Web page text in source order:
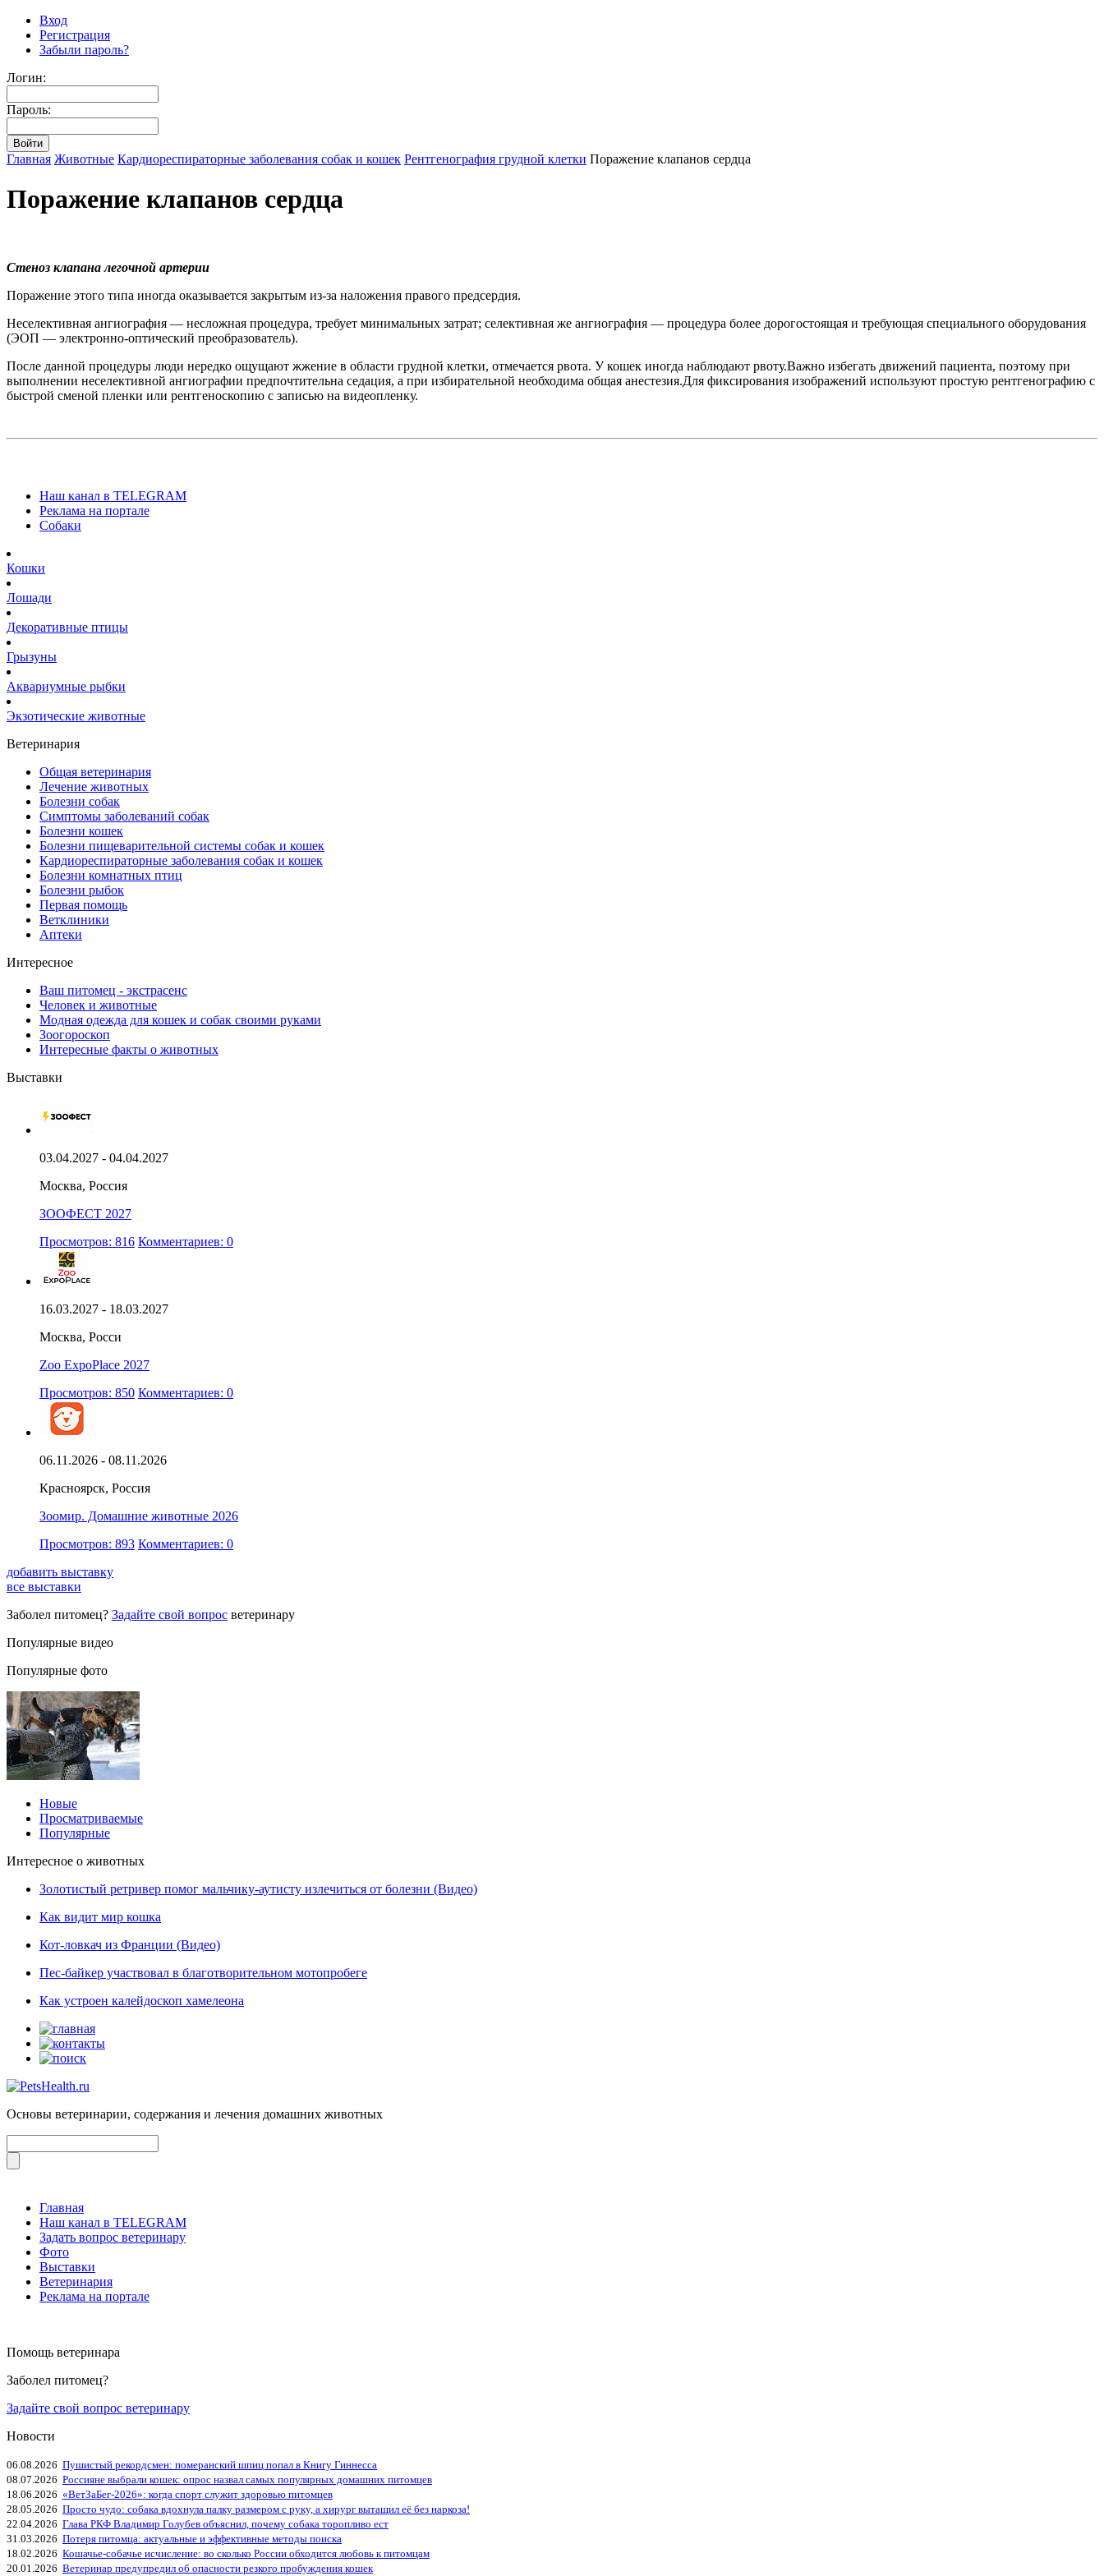
Вход
Регистрация
Забыли пароль?
Логин:
Пароль:
Главная Животные Кардиореспираторные заболевания собак и кошек Рентгенография грудной клетки Поражение клапанов сердца
Поражение клапанов сердца
Стеноз клапана легочной артерии
Поражение этого типа иногда оказывается закрытым из-за наложения правого предсердия.
Неселективная ангиография — несложная процедура, требует минимальных затрат; селективная же ангиография — процедура более дорогостоящая и требующая специального оборудования
(ЭОП — электронно-оптический преобразователь).
После данной процедуры люди нередко ощущают жжение в области грудной клетки, отмечается рвота. У кошек иногда наблюдают рвоту.Важно избегать движений пациента, поэтому при
выполнении неселективной ангиографии предпочтительна седация, а при избирательной необходима общая анестезия.Для фиксирования изображений используют простую рентгенографию с
быстрой сменой пленки или рентгеноскопию с записью на видеопленку.
Наш канал в TELEGRAM
Реклама на портале
Собаки
Кошки
Лошади
Декоративные птицы
Грызуны
Аквариумные рыбки
Экзотические животные
Ветеринария
Общая ветеринария
Лечение животных
Болезни собак
Симптомы заболеваний собак
Болезни кошек
Болезни пищеварительной системы собак и кошек
Кардиореспираторные заболевания собак и кошек
Болезни комнатных птиц
Болезни рыбок
Первая помощь
Ветклиники
Аптеки
Интересное
Ваш питомец - экстрасенс
Человек и животные
Модная одежда для кошек и собак своими руками
Зоогороскоп
Интересные факты о животных
Выставки
03.04.2027 - 04.04.2027
Москва, Россия
ЗООФЕСТ 2027
Просмотров: 816 Комментариев: 0
16.03.2027 - 18.03.2027
Москва, Росси
Zoo ExpoPlace 2027
Просмотров: 850 Комментариев: 0
06.11.2026 - 08.11.2026
Красноярск, Россия
Зоомир. Домашние животные 2026
Просмотров: 893 Комментариев: 0
добавить выставку
все выставки
Заболел питомец? Задайте свой вопрос ветеринару
Популярные видео
Популярные фото
Новые
Просматриваемые
Популярные
Интересное о животных
Золотистый ретривер помог мальчику-аутисту излечиться от болезни (Видео)
Как видит мир кошка
Кот-ловкач из Франции (Видео)
Пес-байкер участвовал в благотворительном мотопробеге
Как устроен калейдоскоп хамелеона
Основы ветеринарии, содержания и лечения домашних животных
Главная
Наш канал в TELEGRAM
Задать вопрос ветеринару
Фото
Выставки
Ветеринария
Реклама на портале
Помощь ветеринара
Заболел питомец?
Задайте свой вопрос ветеринару
Новости
06.08.2026 Пушистый рекордсмен: померанский шпиц попал в Книгу Гиннесса
08.07.2026 Россияне выбрали кошек: опрос назвал самых популярных домашних питомцев
18.06.2026 «ВетЗаБег‑2026»: когда спорт служит здоровью питомцев
28.05.2026 Просто чудо: собака вдохнула палку размером с руку, а хирург вытащил её без наркоза!
22.04.2026 Глава РКФ Владимир Голубев объяснил, почему собака торопливо ест
31.03.2026 Потеря питомца: актуальные и эффективные методы поиска
18.02.2026 Кошачье-собачье исчисление: во сколько России обходится любовь к питомцам
20.01.2026 Ветеринар предупредил об опасности резкого пробуждения кошек